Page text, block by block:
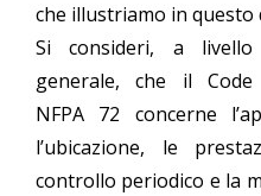
che illustriamo in questo
Si consideri, a livello
generale, che il Code
NFPA 72 concerne
l’ubicazione, le
controllo periodico e la